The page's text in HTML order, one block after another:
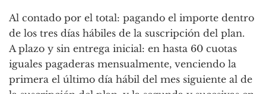
Al contado por el total: pagando el importe dentro
de los tres días hábiles de la suscripción del plan.
A plazo y sin entrega inicial: en hasta 60 cuotas
iguales pagaderas mensualmente, venciendo la
primera el último día hábil del mes siguiente al de